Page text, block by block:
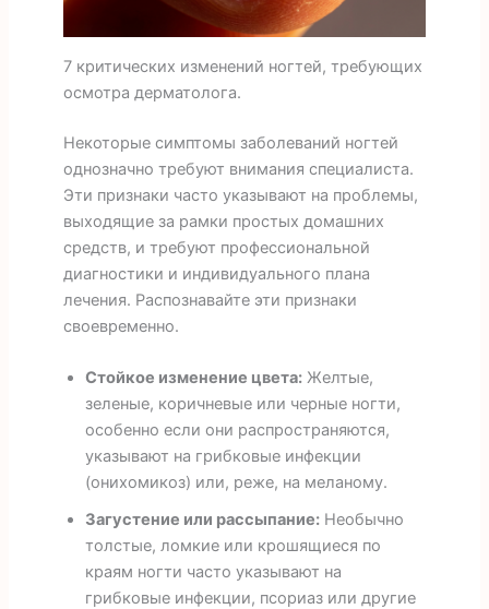
7 критических изменений ногтей, требующих
осмотра дерматолога.
Некоторые симптомы заболеваний ногтей
однозначно требуют внимания специалиста.
Эти признаки часто указывают на проблемы,
выходящие за рамки простых домашних
средств, и требуют профессиональной
диагностики и индивидуального плана
лечения. Распознавайте эти признаки
своевременно.
Стойкое изменение цвета:Желтые,
зеленые, коричневые или черные ногти,
особенно если они распространяются,
указывают на грибковые инфекции
(онихомикоз) или, реже, на меланому.
Загустение или рассыпание:Необычно
толстые, ломкие или крошящиеся по
краям ногти часто указывают на
грибковые инфекции, псориаз или другие